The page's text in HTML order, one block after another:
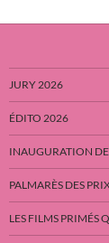
JURY 2026
ÉDITO 2026
INAUGURATION
PALMARÈS DES
LES FILMS PRIMÉS